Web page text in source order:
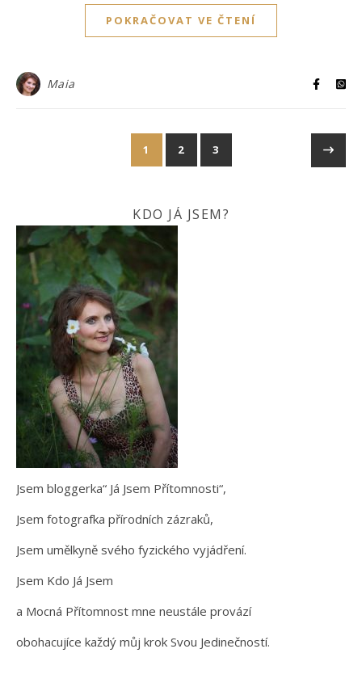
POKRAČOVAT VE ČTENÍ
Maia
1 2 3
KDO JÁ JSEM?
Jsem bloggerka“ Já Jsem Přítomnosti“,
Jsem fotografka přírodních zázraků,
Jsem umělkyně svého fyzického vyjádření.
Jsem Kdo Já Jsem
a Mocná Přítomnost mne neustále provází
obohacujíce každý můj krok Svou Jedinečností.